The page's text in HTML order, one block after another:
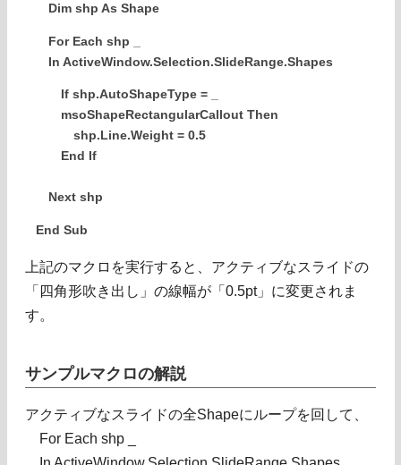
Dim shp As Shape
For Each shp _
In ActiveWindow.Selection.SlideRange.Shapes
If shp.AutoShapeType = _
msoShapeRectangularCallout Then
shp.Line.Weight = 0.5
End If
Next shp
End Sub
上記のマクロを実行すると、アクティブなスライドの
「四角形吹き出し」の線幅が「0.5pt」に変更されま
す。
サンプルマクロの解説
アクティブなスライドの全Shapeにループを回して、
For Each shp _